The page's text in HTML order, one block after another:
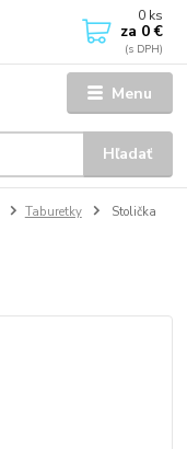
Menu
Hľadať
0 ks
za 0 €
Taburetky
Stolička